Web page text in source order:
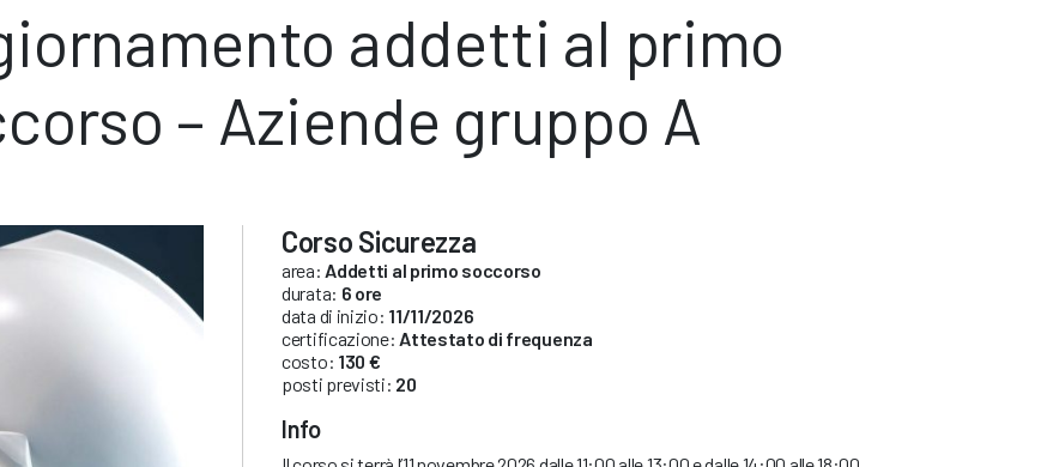
addetti al primo
– Aziende gruppo A
Corso Sicurezza
area: Addetti al primo soccorso
durata: 6 ore
data di inizio: 11/11/2026
certificazione: Attestato di frequenza
costo: 130 €
posti previsti: 20
Info